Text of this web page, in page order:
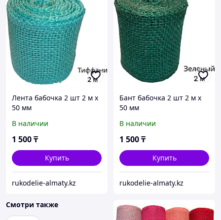
Лента бабочка 2 шт 2 м х
50 мм
В наличии
1 500₸
Купить
rukodelie-almaty.kz
Бант бабочка 2 шт 2 м х
50 мм
В наличии
1 500₸
Купить
rukodelie-almaty.kz
Смотри также